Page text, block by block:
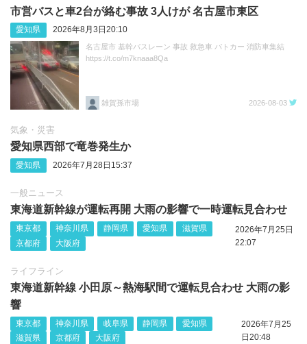
市営バスと車2台が絡む事故 3人けが 名古屋市東区
愛知県 2026年8月3日20:10
名古屋市 基幹バスレーン 事故 救急車 パトカー 消防車集結
https://t.co/m7knaaa8Qa
雑賀孫市場 2026-08-03
気象・災害
愛知県西部で竜巻発生か
愛知県 2026年7月28日15:37
一般ニュース
東海道新幹線が運転再開 大雨の影響で一時運転見合わせ
東京都 神奈川県 静岡県 愛知県
滋賀県
京都府
大阪府
2026年7月25日
22:07
ライフライン
東海道新幹線 小田原～熱海駅間で運転見合わせ 大雨の影
響
東京都 神奈川県 岐阜県 静岡県
愛知県
滋賀県
京都府 大阪府
2026年7月25
日20:48